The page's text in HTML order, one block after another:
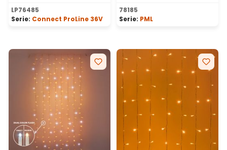
LP76485
Serie: Connect ProLine 36V
78185
Serie: PML